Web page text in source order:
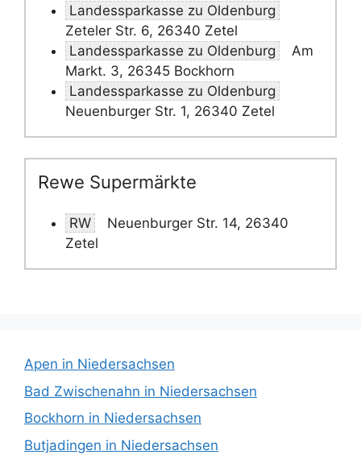
Landessparkasse zu Oldenburg
Zeteler Str. 6, 26340 Zetel
Landessparkasse zu Oldenburg
Am
Markt. 3, 26345 Bockhorn
Landessparkasse zu Oldenburg
Neuenburger Str. 1, 26340 Zetel
Rewe Supermärkte
RW
Neuenburger Str. 14, 26340
Zetel
Apen in Niedersachsen
Bad Zwischenahn in Niedersachsen
Bockhorn in Niedersachsen
Butjadingen in Niedersachsen